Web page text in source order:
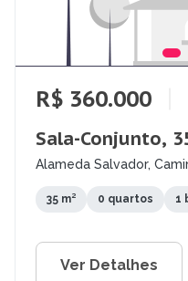
R$ 360.000
Sala-Conjunto,
Alameda Salvador,
35 m² 0 quartos 1
Ver Detalhes